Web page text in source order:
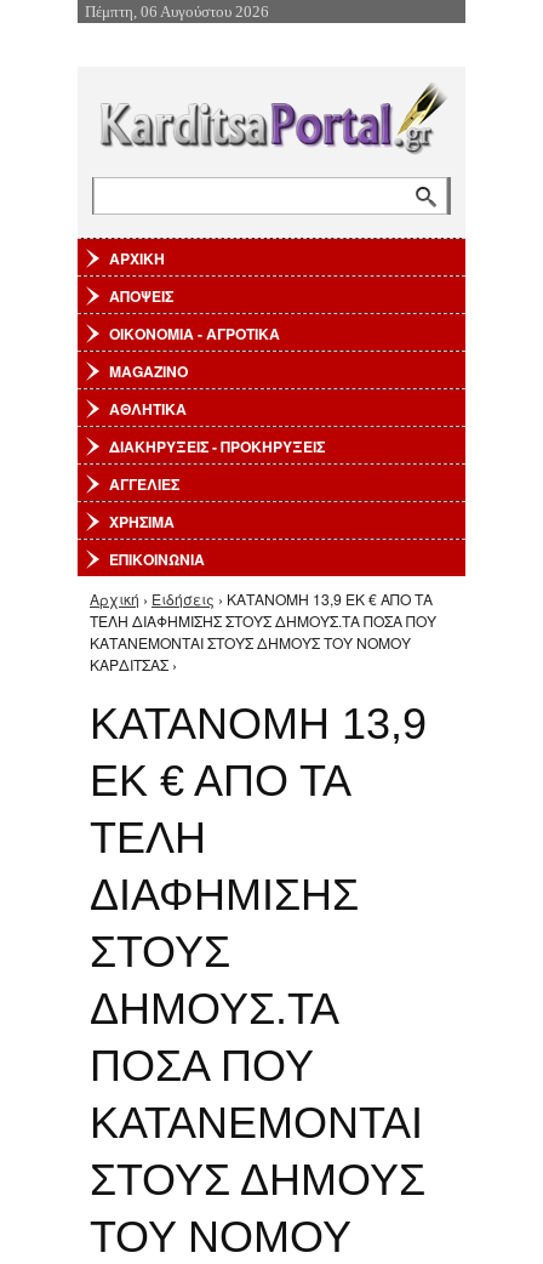
Επιστροφή στην Πλοήγηση
Πέμπτη, 06 Αυγούστου 2026
ΑΡΧΙΚΗ
ΑΠΟΨΕΙΣ
ΟΙΚΟΝΟΜΙΑ - ΑΓΡΟΤΙΚΑ
MAGAZINO
ΑΘΛΗΤΙΚΑ
ΔΙΑΚΗΡΥΞΕΙΣ - ΠΡΟΚΗΡΥΞΕΙΣ
ΑΓΓΕΛΙΕΣ
ΧΡΗΣΙΜΑ
ΕΠΙΚΟΙΝΩΝΙΑ
Είστε εδώ
Αρχική › Ειδήσεις › ΚΑΤΑΝΟΜΗ 13,9 ΕΚ € ΑΠΟ ΤΑ
ΤΕΛΗ ΔΙΑΦΗΜΙΣΗΣ ΣΤΟΥΣ ΔΗΜΟΥΣ.ΤΑ ΠΟΣΑ ΠΟΥ
ΚΑΤΑΝΕΜΟΝΤΑΙ ΣΤΟΥΣ ΔΗΜΟΥΣ ΤΟΥ ΝΟΜΟΥ
ΚΑΡΔΙΤΣΑΣ ›
ΚΑΤΑΝΟΜΗ 13,9
ΕΚ € ΑΠΟ ΤΑ
ΤΕΛΗ
ΔΙΑΦΗΜΙΣΗΣ
ΣΤΟΥΣ
ΔΗΜΟΥΣ.ΤΑ
ΠΟΣΑ ΠΟΥ
ΚΑΤΑΝΕΜΟΝΤΑΙ
ΣΤΟΥΣ ΔΗΜΟΥΣ
ΤΟΥ ΝΟΜΟΥ